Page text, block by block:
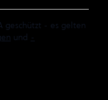
geschützt - es gelten
und -